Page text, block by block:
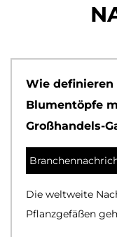
Wie definieren
Blumentöpfe
Großhandels-
Die weltweite
Pflanzgefäßen